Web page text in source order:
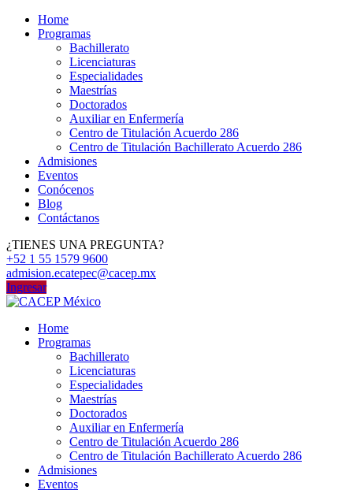
Home
Programas
Bachillerato
Licenciaturas
Especialidades
Maestrías
Doctorados
Auxiliar en Enfermería
Centro de Titulación Acuerdo 286
Centro de Titulación Bachillerato Acuerdo 286
Admisiones
Eventos
Conócenos
Blog
Contáctanos
¿TIENES UNA PREGUNTA?
+52 1 55 1579 9600
admision.ecatepec@cacep.mx
Ingresar
Home
Programas
Bachillerato
Licenciaturas
Especialidades
Maestrías
Doctorados
Auxiliar en Enfermería
Centro de Titulación Acuerdo 286
Centro de Titulación Bachillerato Acuerdo 286
Admisiones
Eventos